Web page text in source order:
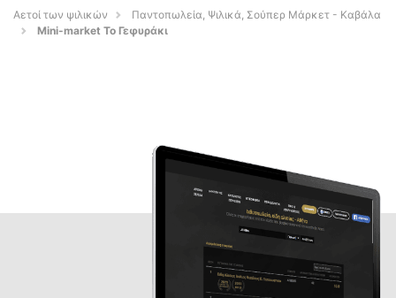
Αετοί των ψιλικών
Παντοπωλεία, Ψιλικά, Σούπερ Μάρκετ - Καβάλα
Mini-market Το Γεφυράκι